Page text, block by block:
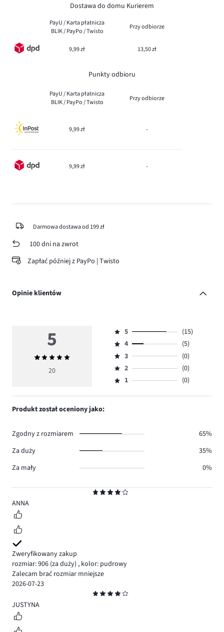
Dostawa do domu Kurierem
PayU / Karta płatnicza
BLIK / PayPo / Twisto
Przy odbiorze
9,99 zł 13,50 zł
Punkty odbioru
PayU / Karta płatnicza
BLIK / PayPo / Twisto
Przy odbiorze
9,99 zł -
9,99 zł -
Darmowa dostawa od 199 zł
100 dni na zwrot
Zapłać później z PayPo | Twisto
Opinie klientów
4
ANNA
Zweryfikowany zakup
rozmiar: 906 (za duży) , kolor: pudrowy
Zalecam brać rozmiar mniejsze
2026-07-23
4
JUSTYNA
5
Średnia
ocena
20
Ocena
5,
ilość
głosów
15.
5
(15)
Ocena
4,
ilość
głosów
4
(5)
Ocena
3,
ilość
3
(0)
Ocena
2,
2
(0)
Ocena
1,
1 (0)
Produkt został oceniony jako:
Zgodny z rozmiarem
65%
Za duży
35%
Za mały
0%